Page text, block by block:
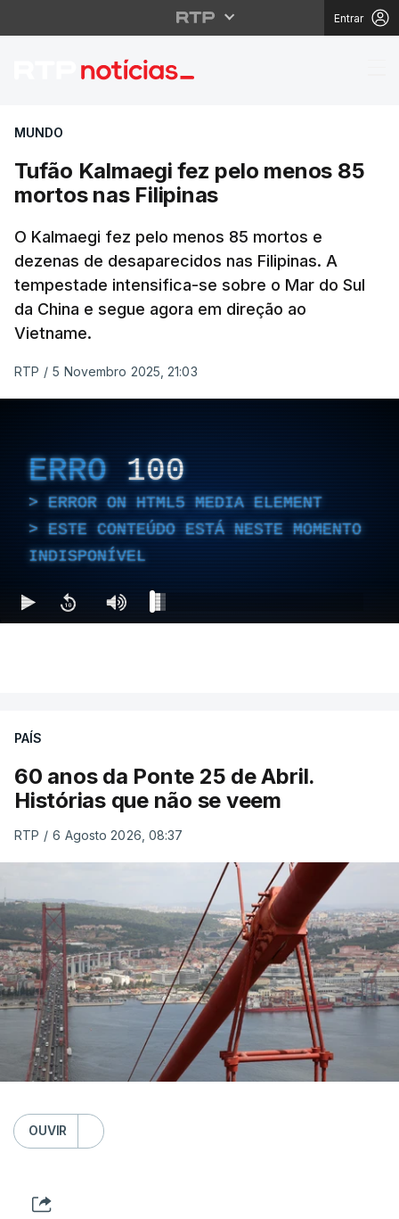
Entrar
Tufão Kalmaegi fez
MUNDO
Tufão Kalmaegi fez pelo menos 85
mortos nas Filipinas
O Kalmaegi fez pelo menos 85 mortos e
dezenas de desaparecidos nas Filipinas. A
tempestade intensifica-se sobre o Mar do Sul
da China e segue agora em direção ao
Vietname.
RTP / 5 Novembro 2025, 21:03
ERRO 100
ERROR ON HTML5 MEDIA ELEMENT
ESTE CONTEÚDO ESTÁ NESTE MOMENTO
INDISPONÍVEL
PAÍS
60 anos da Ponte 25 de Abril.
Histórias que não se veem
RTP / 6 Agosto 2026, 08:37
OUVIR